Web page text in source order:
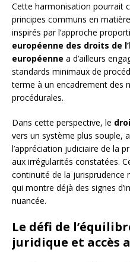
Cette harmonisation pourrait
principes communs en
inspirés par l’approche
européenne des droits de
européenne a d’ailleurs
standards minimaux de
terme à un encadrement des
procédurales.
Dans cette perspective, le
vers un système plus souple,
l’appréciation judiciaire de la
aux irrégularités constatées.
continuité de la jurisprudence
qui montre déjà des signes
nuancée.
Le défi de
juridique et accès